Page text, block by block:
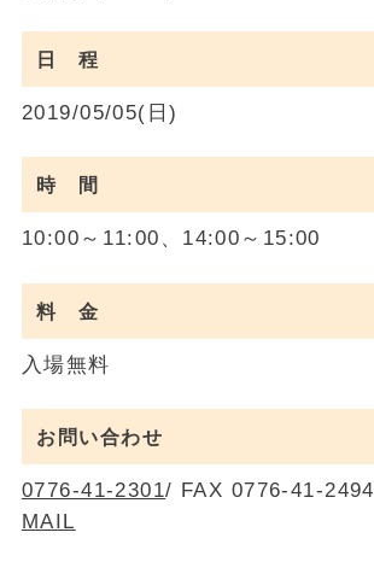
日 程
2019/05/05(日)
時 間
10:00～11:00、14:00～15:00
料 金
入場無料
お問い合わせ
0776-41-2301/ FAX 0776-41-2494
MAIL